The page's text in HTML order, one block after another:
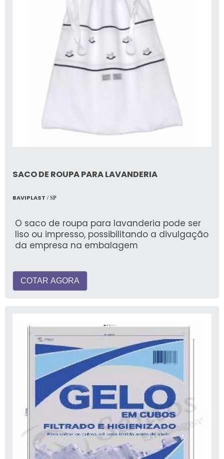
SACO DE ROUPA PARA LAVANDERIA
BAVIPLAST / SP
O saco de roupa para lavanderia pode ser
liso ou impresso, possibilitando a divulgação
da empresa na embalagem
COTAR AGORA